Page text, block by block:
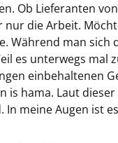
Ob Lieferanten von
die Arbeit.
Während man sich
es unterwegs mal
einbehaltenen
is hama. Laut
meine Augen ist